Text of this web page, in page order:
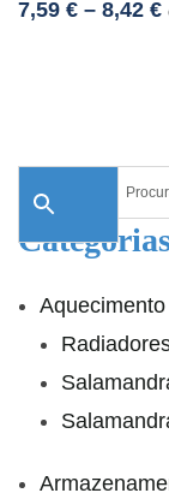
7,59 € – 8,42 €